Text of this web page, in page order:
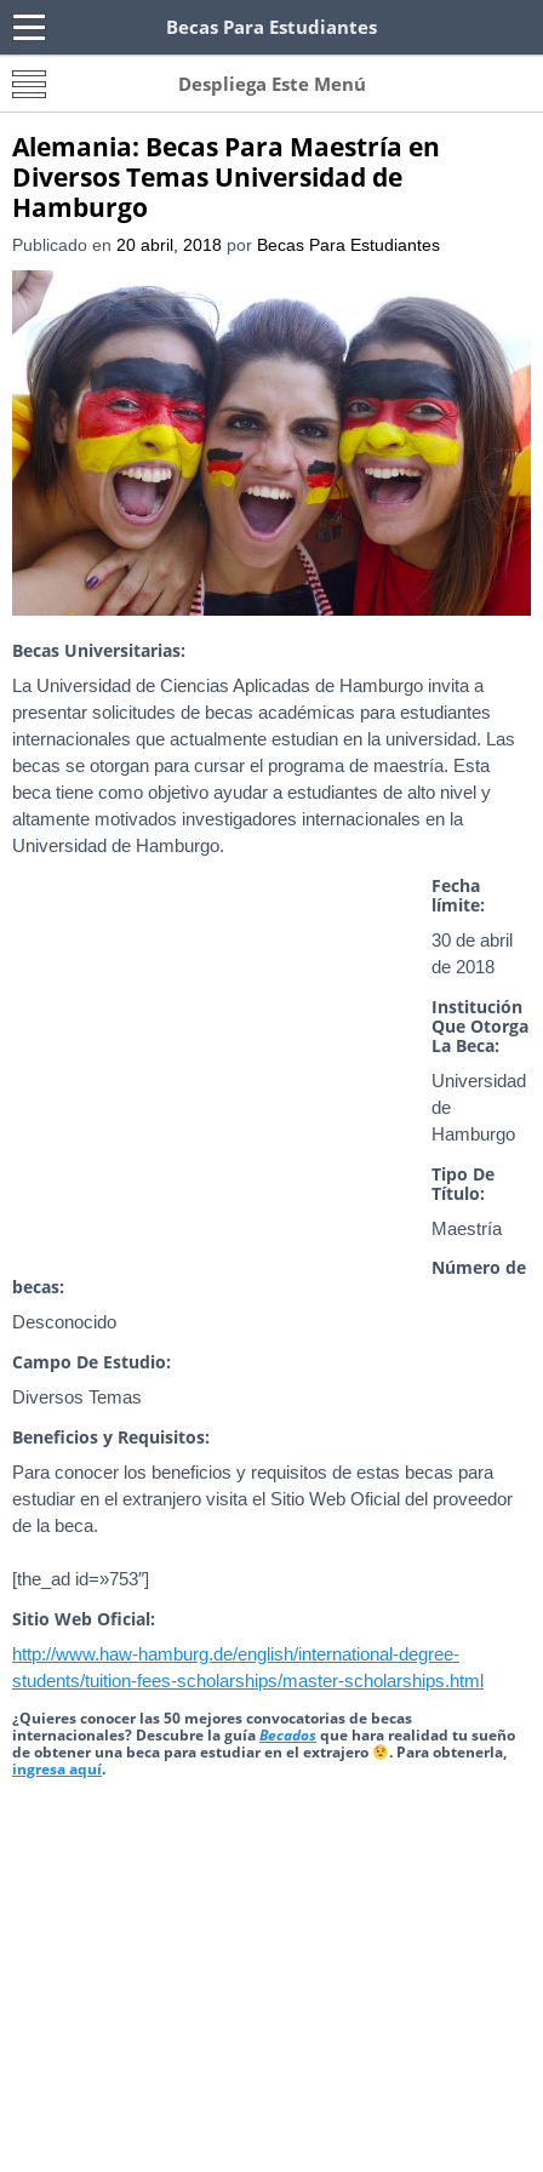
Becas Para Estudiantes
Becas Para Paraguayos
Oferta de becas para Paraguayos. Encuentra las
convocatorias y requisitos de becas para
Despliega Este Menú
Alemania: Becas Para Maestría en
Diversos Temas Universidad de
Hamburgo
Publicado en 20 abril, 2018 por Becas Para Estudiantes
Becas Universitarias:
La Universidad de Ciencias Aplicadas de Hamburgo invita a
presentar solicitudes de becas académicas para estudiantes
internacionales que actualmente estudian en la universidad. Las
becas se otorgan para cursar el programa de maestría. Esta
beca tiene como objetivo ayudar a estudiantes de alto nivel y
altamente motivados investigadores internacionales en la
Universidad de Hamburgo.
Fecha
límite:
30 de abril
de 2018
Institución
Que Otorga
La Beca:
Universidad
de
Hamburgo
Tipo De
Título:
Maestría
Número de
becas:
Desconocido
Campo De Estudio:
Diversos Temas
Beneficios y Requisitos:
Para conocer los beneficios y requisitos de estas becas para
estudiar en el extranjero visita el Sitio Web Oficial del proveedor
de la beca.
[the_ad id=»753″]
Sitio Web Oficial:
http://www.haw-hamburg.de/english/international-degree-
students/tuition-fees-scholarships/master-scholarships.html
¿Quieres conocer las 50 mejores convocatorias de becas
internacionales? Descubre la guíaBecadosque hara realidad tu sueño
de obtener una beca para estudiar en el extrajero
. Para obtenerla,
ingresa aquí.